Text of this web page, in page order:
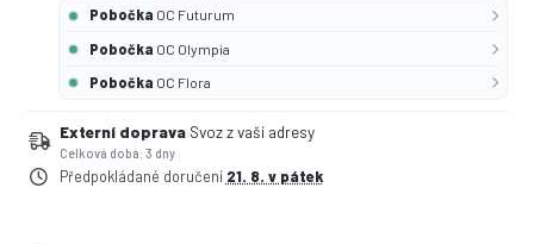
Pobočka OC Futurum
Pobočka OC Olympia
Pobočka OC Flora
Externí doprava Svoz z vaší adresy
Celková doba: 3 dny
Předpokládané doručení 21. 8. v pátek